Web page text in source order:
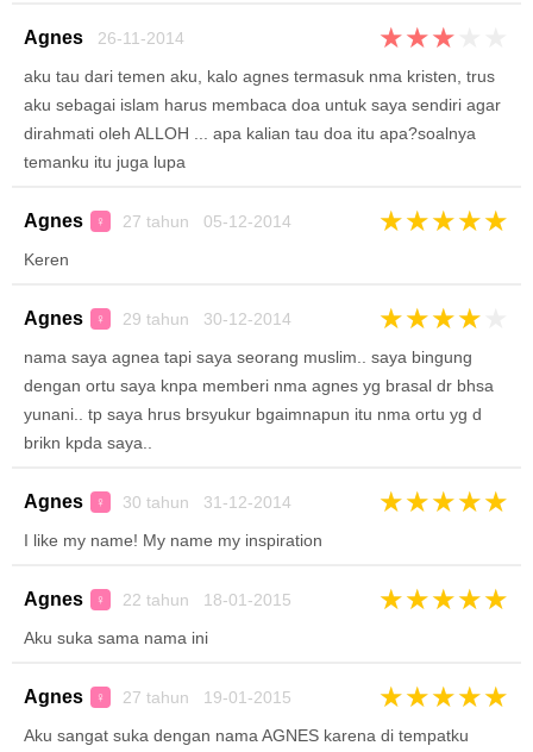
Agnes 26-11-2014 ★★★
aku tau dari temen aku, kalo agnes termasuk nma kristen, trus
aku sebagai islam harus membaca doa untuk saya sendiri agar
dirahmati oleh ALLOH ... apa kalian tau doa itu apa?soalnya
temanku itu juga lupa
Agnes ♀ 27 tahun 05-12-2014 ★★★★★
Keren
Agnes ♀ 29 tahun 30-12-2014 ★★★★
nama saya agnea tapi saya seorang muslim.. saya bingung
dengan ortu saya knpa memberi nma agnes yg brasal dr bhsa
yunani.. tp saya hrus brsyukur bgaimnapun itu nma ortu yg d
brikn kpda saya..
Agnes ♀ 30 tahun 31-12-2014 ★★★★★
I like my name! My name my inspiration
Agnes ♀ 22 tahun 18-01-2015 ★★★★★
Aku suka sama nama ini
Agnes ♀ 27 tahun 19-01-2015 ★★★★★
Aku sangat suka dengan nama AGNES karena di tempatku